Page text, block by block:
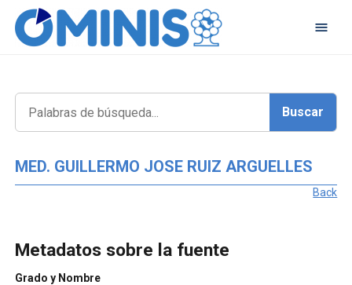
MED. GUILLERMO JOSE RUIZ ARGUELLES
Back
Metadatos sobre la fuente
Grado y Nombre